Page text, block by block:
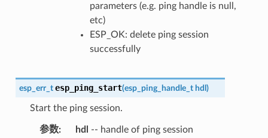
parameters (e.g. ping handle is null,
etc)
ESP_OK: delete ping session
successfully
esp_err_t esp_ping_start(esp_ping_handle_t hdl )
Start the ping session.
参数: hdl
-- handle of ping session